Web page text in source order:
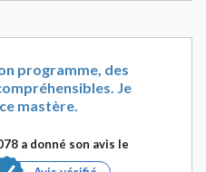
programme, des
Je
mastère.
a donné son avis le